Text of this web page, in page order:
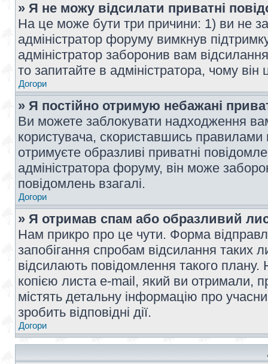
» Я не можу відсилати приватні
На це може бути три причини: 1) ви не
адміністратор форуму вимкнув
адміністратор заборонив вам
то запитайте в адміністратора, чому він
Догори
» Я постійно отримую небажані
Ви можете заблокувати надходження
користувача, скориставшись
отримуєте образливі приватні
адміністратора форуму, він може
повідомлень взагалі.
Догори
» Я отримав спам або образливий
Нам прикро про це чути. Форма
запобігання спробам відсилання таких
відсилають повідомлення такого
копією листа e-mail, який ви отримали,
містять детальну інформацію про
зробить відповідні дії.
Догори